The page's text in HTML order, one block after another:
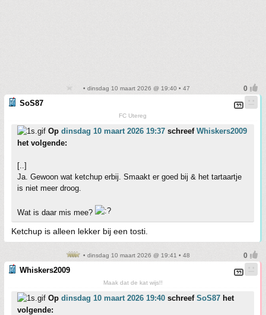
• dinsdag 10 maart 2026 @ 19:40 • 47
SoS87
FC Utereg
Op dinsdag 10 maart 2026 19:37 schreef Whiskers2009
het volgende:
[..]
Ja. Gewoon wat ketchup erbij. Smaakt er goed bij & het tartaartje
is niet meer droog.
Wat is daar mis mee?
Ketchup is alleen lekker bij een tosti.
• dinsdag 10 maart 2026 @ 19:41 • 48
Whiskers2009
Maak dat de kat wijs!!
Op dinsdag 10 maart 2026 19:40 schreef SoS87 het
volgende: